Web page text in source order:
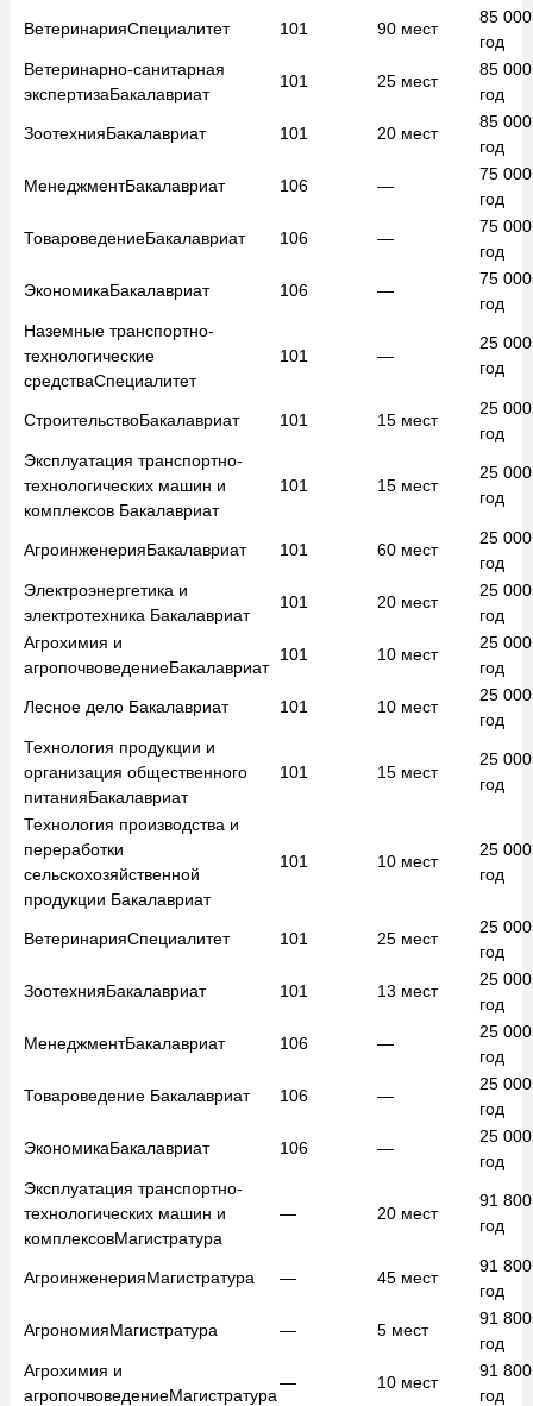
ВетеринарияСпециалитет 101 90 мест
85
год
Ветеринарно-санитарная
экспертизаБакалавриат
101 25 мест
85
год
ЗоотехнияБакалавриат 101 20 мест
85
год
МенеджментБакалавриат 106 —
75
год
ТовароведениеБакалавриат 106 —
75
год
ЭкономикаБакалавриат 106 —
75
год
Наземные транспортно-
технологические
средстваСпециалитет
101 —
25
год
СтроительствоБакалавриат 101 15 мест
25
год
Эксплуатация транспортно-
технологических машин и
комплексов Бакалавриат
101 15 мест
25
год
АгроинженерияБакалавриат 101 60 мест
25
год
Электроэнергетика и
электротехника Бакалавриат
101 20 мест
25
год
Агрохимия и
агропочвоведениеБакалавриат
101 10 мест
25
год
Лесное дело Бакалавриат 101 10 мест
25
год
Технология продукции и
организация общественного
питанияБакалавриат
101 15 мест
25
год
Технология производства и
переработки
сельскохозяйственной
продукции Бакалавриат
101 10 мест
25
год
ВетеринарияСпециалитет 101 25 мест
25
год
ЗоотехнияБакалавриат 101 13 мест
25
год
МенеджментБакалавриат 106 —
25
год
Товароведение Бакалавриат 106 —
25
год
ЭкономикаБакалавриат 106 —
25
год
Эксплуатация транспортно-
технологических машин и
комплексовМагистратура
— 20 мест
91
год
АгроинженерияМагистратура — 45 мест
91
год
АгрономияМагистратура — 5 мест
91
год
Агрохимия и
агропочвоведениеМагистратура
— 10 мест
91
год